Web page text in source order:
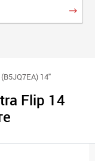
14"
Flip 14